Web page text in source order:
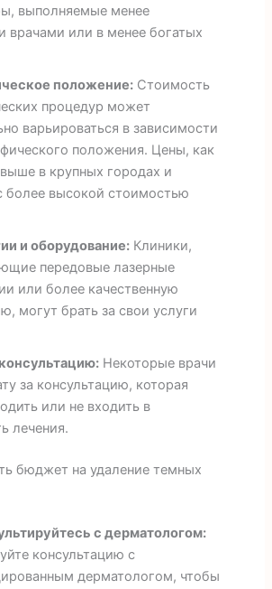
выполняемые менее
врачами или в менее богатых
положение:Стоимость
процедур может
варьироваться в зависимости
положения. Цены, как
в крупных городах и
более высокой стоимостью
и оборудование:Клиники,
передовые лазерные
или более качественную
могут брать за свои услуги
Некоторые врачи
за консультацию, которая
или не входить в
лечения.
бюджет на удаление темных
с дерматологом:
консультацию с
дерматологом, чтобы